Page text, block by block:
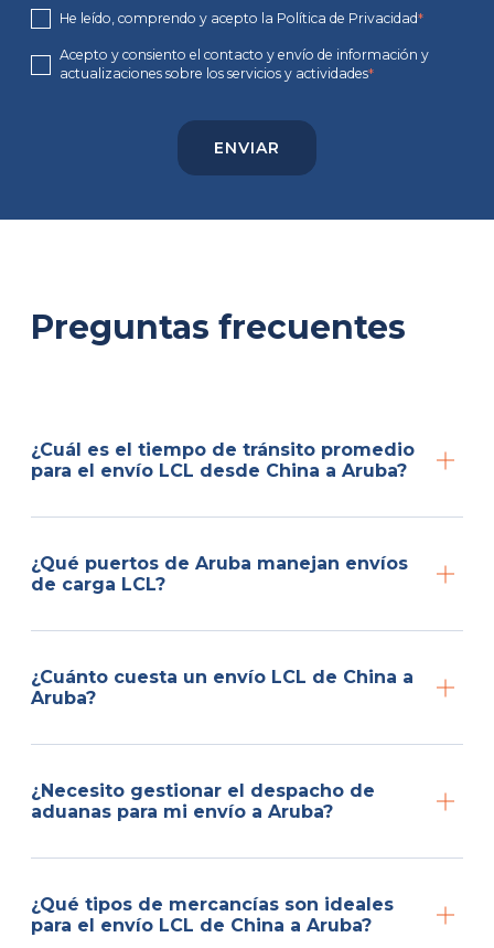
He leído, comprendo y acepto la Política de Privacidad*
Acepto y consiento el contacto y envío de información y
actualizaciones sobre los servicios y actividades*
Preguntas frecuentes
¿Cuál es el tiempo de tránsito promedio
para el envío LCL desde China a Aruba?
¿Qué puertos de Aruba manejan envíos
de carga LCL?
¿Cuánto cuesta un envío LCL de China a
Aruba?
¿Necesito gestionar el despacho de
aduanas para mi envío a Aruba?
¿Qué tipos de mercancías son ideales
para el envío LCL de China a Aruba?